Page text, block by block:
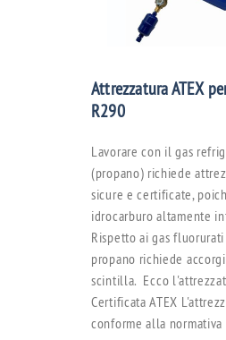
Attrezzatura ATEX
R290
Lavorare con il gas
(propano) richiede
sicure e certificate,
idrocarburo altamente
Rispetto ai gas
propano richiede
scintilla. Ecco
Certificata ATEX
conforme alla normativa